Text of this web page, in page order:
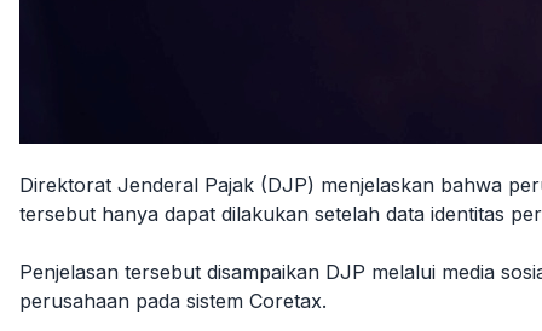
Direktorat Jenderal Pajak (DJP) menjelaskan bahwa
tersebut hanya dapat dilakukan setelah data identitas
Penjelasan tersebut disampaikan DJP melalui media
perusahaan pada sistem Coretax.